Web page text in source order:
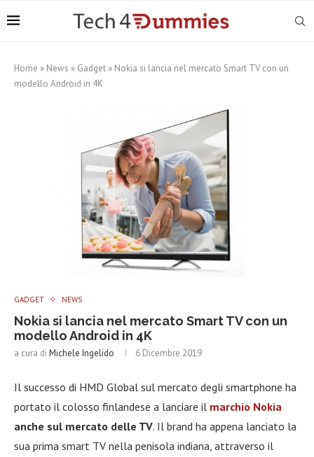
Home » News » Gadget » Nokia si lancia nel mercato Smart TV con un
modello Android in 4K
GADGET NEWS
Nokia si lancia nel mercato Smart TV con un
modello Android in 4K
a cura di Michele Ingelido 6 Dicembre 2019
Il successo di HMD Global sul mercato degli smartphone ha
portato il colosso finlandese a lanciare il marchio Nokia
anche sul mercato delle TV. Il brand ha appena lanciato la
sua prima smart TV nella penisola indiana, attraverso il